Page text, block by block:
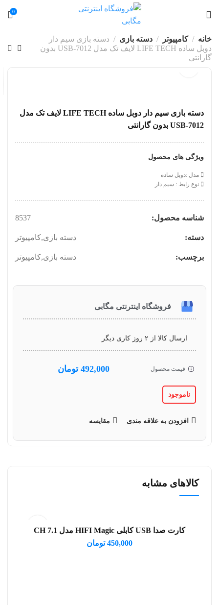
0
خانه کامپیوتر دسته بازی
دسته بازی سیم دار
دوبل ساده LIFE TECH لایف تک مدل USB-7012 بدون
گارانتی
دسته بازی سیم دار دوبل ساده LIFE TECH لایف تک مدل
USB-7012 بدون گارانتی
ویژگی های محصول
مدل :دوبل ساده
نوع رابط : سیم دار
شناسه محصول: 8537
دسته: دسته بازی,کامپیوتر
برچسب: دسته بازی,کامپیوتر
فروشگاه اینترنتی مگابی
ارسال کالا از ۲ روز کاری دیگر
قیمت محصول 492,000 تومان
ناموجود
افزودن به علاقه مندی مقایسه
کالاهای مشابه
افزودن به سبد خرید
کارت صدا USB کابلی HIFI Magic مدل 7.1 CH
450,000 تومان